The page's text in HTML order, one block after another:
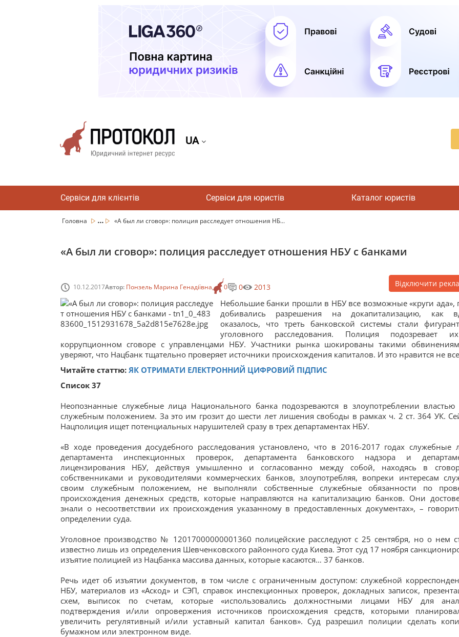
UA
Сервіси для клієнтів Сервіси для юристів Каталог юристів
Головна ... «А был ли сговор»: полиция расследует отношения НБ...
«А был ли сговор»: полиция расследует отношения НБУ с банками
10.12.2017Автор: Понзель Марина Генадіївна 0 0 2013 Відключити
Небольшие банки прошли в НБУ все возможные «круги ада»,
добивались разрешения на докапитализацию, как
оказалось, что треть банковской системы стали
уголовного расследования. Полиция подозревает
коррупционном сговоре с управленцами НБУ. Участники рынка шокированы такими
уверяют, что Нацбанк тщательно проверяет источники происхождения капиталов. И это нравится не
Читайте статтю: ЯК ОТРИМАТИ ЕЛЕКТРОННИЙ ЦИФРОВИЙ ПІДПИС
Список 37
Неопознанные служебные лица Национального банка подозреваются в злоупотреблении
служебным положением. За это им грозит до шести лет лишения свободы в рамках ч. 2 ст. 364 УК.
Нацполиция ищет потенциальных нарушителей сразу в трех департаментах НБУ.
«В ходе проведения досудебного расследования установлено, что в 2016-2017 годах служебные
департамента инспекционных проверок, департамента банковского надзора и
лицензирования НБУ, действуя умышленно и согласованно между собой, находясь в
собственниками и руководителями коммерческих банков, злоупотребляя, вопреки интересам
своим служебным положением, не выполняли собственные служебные обязанности по
происхождения денежных средств, которые направляются на капитализацию банков. Они
знали о несоответствии их происхождения указанному в предоставленных документах», –
определении суда.
Уголовное производство № 12017000000001360 полицейские расследуют с 25 сентября, но о нем
известно лишь из определения Шевченковского районного суда Киева. Этот суд 17 ноября
изъятие полицией из Нацбанка массива данных, которые касаются… 37 банков.
Речь идет об изъятии документов, в том числе с ограниченным доступом: служебной
НБУ, материалов из «Аскод» и СЭП, справок инспекционных проверок, докладных записок,
схем, выписок по счетам, которые «использовались должностными лицами НБУ для
подтверждения и/или опровержения источников происхождения средств, которыми
увеличить регулятивный и/или уставный капитал банков». Суд разрешил полиции сделать
бумажном или электронном виде.